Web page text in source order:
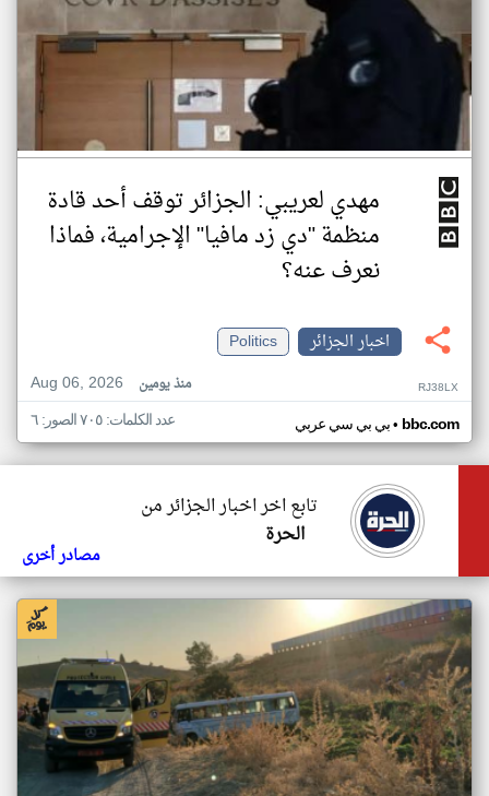
مهدي لعريبي: الجزائر توقف أحد قادة
منظمة "دي زد مافيا" الإجرامية، فماذا
نعرف عنه؟
اخبار الجزائر
Politics
Aug 06, 2026
منذ يومين RJ38LX
بي بي سي عربي• bbc.com عدد الكلمات: ٧٠٥ الصور: ٦
تابع اخر اخبار الجزائر من
الحرة
مصادر أخرى